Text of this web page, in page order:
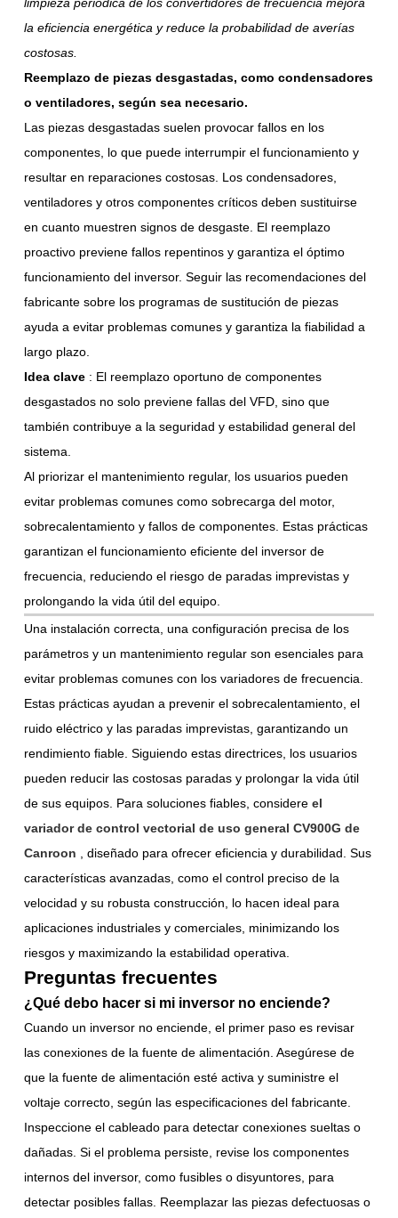
la eficiencia energética y reduce la probabilidad de averías
costosas.
Reemplazo de piezas desgastadas, como condensadores
o ventiladores, según sea necesario.
Las piezas desgastadas suelen provocar fallos en los
componentes, lo que puede interrumpir el funcionamiento y
resultar en reparaciones costosas. Los condensadores,
ventiladores y otros componentes críticos deben sustituirse
en cuanto muestren signos de desgaste. El reemplazo
proactivo previene fallos repentinos y garantiza el óptimo
funcionamiento del inversor. Seguir las recomendaciones del
fabricante sobre los programas de sustitución de piezas
ayuda a evitar problemas comunes y garantiza la fiabilidad a
largo plazo.
Idea clave : El reemplazo oportuno de componentes
desgastados no solo previene fallas del VFD, sino que
también contribuye a la seguridad y estabilidad general del
sistema.
Al priorizar el mantenimiento regular, los usuarios pueden
evitar problemas comunes como sobrecarga del motor,
sobrecalentamiento y fallos de componentes. Estas prácticas
garantizan el funcionamiento eficiente del inversor de
frecuencia, reduciendo el riesgo de paradas imprevistas y
prolongando la vida útil del equipo.
Una instalación correcta, una configuración precisa de los
parámetros y un mantenimiento regular son esenciales para
evitar problemas comunes con los variadores de frecuencia.
Estas prácticas ayudan a prevenir el sobrecalentamiento, el
ruido eléctrico y las paradas imprevistas, garantizando un
rendimiento fiable. Siguiendo estas directrices, los usuarios
pueden reducir las costosas paradas y prolongar la vida útil
de sus equipos. Para soluciones fiables, considere el
variador de control vectorial de uso general CV900G de
Canroon
, diseñado para ofrecer eficiencia y durabilidad. Sus
características avanzadas, como el control preciso de la
velocidad y su robusta construcción, lo hacen ideal para
aplicaciones industriales y comerciales, minimizando los
riesgos y maximizando la estabilidad operativa.
Preguntas frecuentes
¿Qué debo hacer si mi inversor no enciende?
Cuando un inversor no enciende, el primer paso es revisar
las conexiones de la fuente de alimentación. Asegúrese de
que la fuente de alimentación esté activa y suministre el
voltaje correcto, según las especificaciones del fabricante.
Inspeccione el cableado para detectar conexiones sueltas o
dañadas. Si el problema persiste, revise los componentes
internos del inversor, como fusibles o disyuntores, para
detectar posibles fallas. Reemplazar las piezas defectuosas o